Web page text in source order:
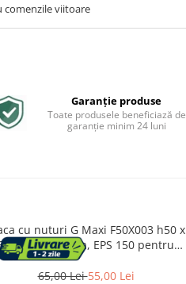
comenzile viitoare
Garanție produse
Toate produsele beneficiază de
garanție minim 24 luni
cu nuturi G Maxi F50X003 h50 x
0.885 placa, EPS 150 pentru
sistem incalzire in pardoseala
65,00 Lei55,00 Lei